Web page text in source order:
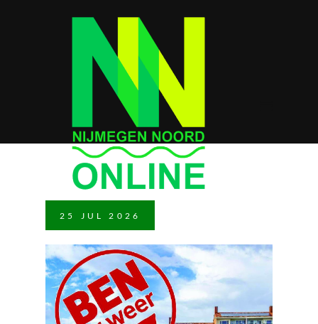
25 JUL 2026